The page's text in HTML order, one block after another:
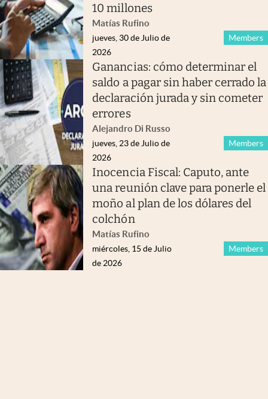
10 millones
Matías Rufino
Members
jueves, 30 de Julio de
2026
Ganancias: cómo determinar el
saldo a pagar sin haber cerrado la
declaración jurada y sin cometer
errores
Alejandro Di Russo
Members
jueves, 23 de Julio de
2026
Inocencia Fiscal: Caputo, ante
una reunión clave para ponerle el
moño al plan de los dólares del
colchón
Matías Rufino
Members
miércoles, 15 de Julio
de 2026